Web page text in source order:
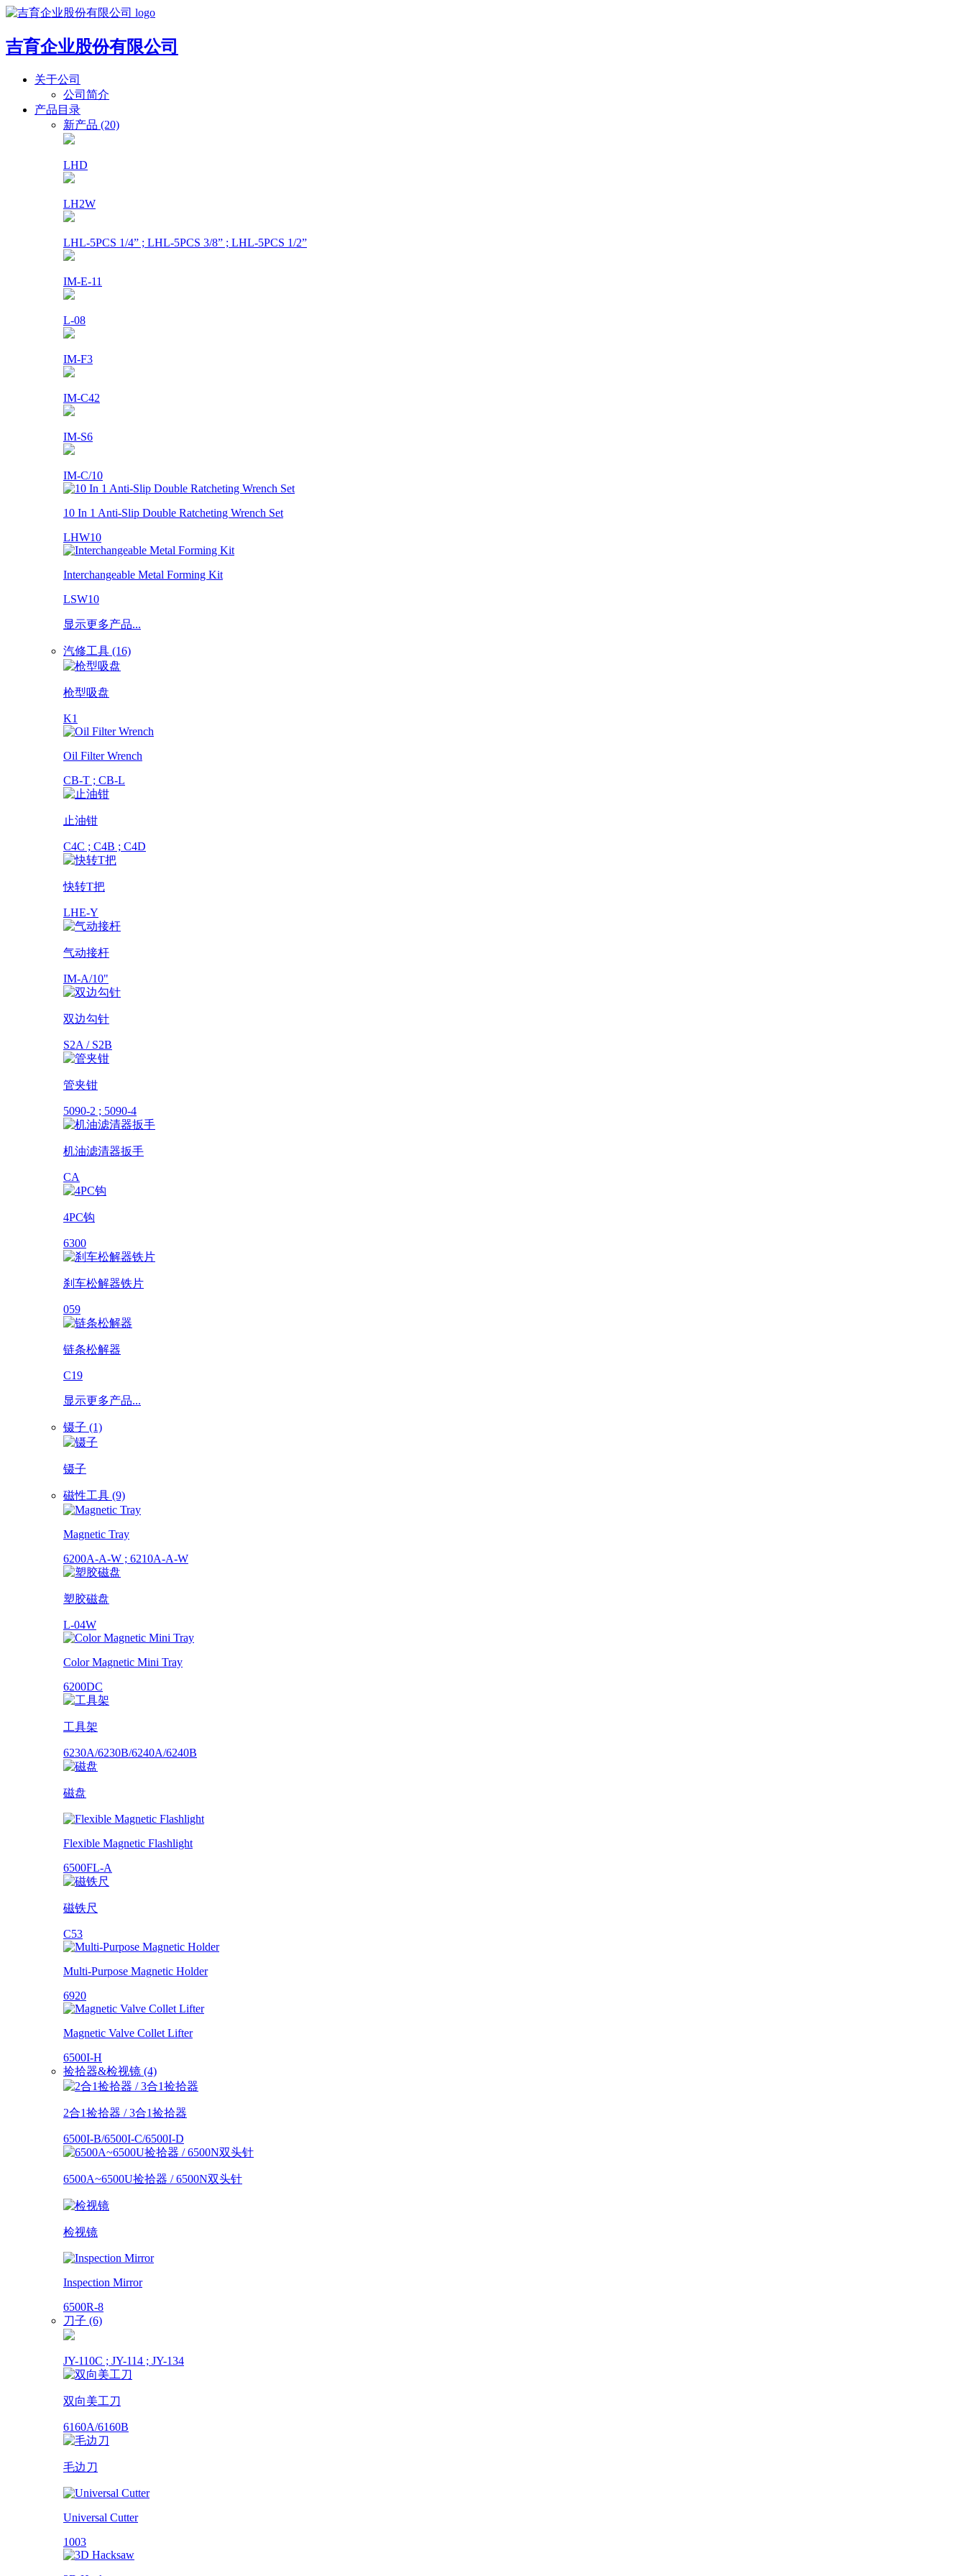
吉育企业股份有限公司
关于公司
公司简介
产品目录
新产品 (20)
LHD
LH2W
LHL-5PCS 1/4” ; LHL-5PCS 3/8” ; LHL-5PCS 1/2”
IM-E-11
L-08
IM-F3
IM-C42
IM-S6
IM-C/10
10 In 1 Anti-Slip Double Ratcheting Wrench Set
LHW10
Interchangeable Metal Forming Kit
LSW10
显示更多产品...
汽修工具 (16)
枪型吸盘
K1
Oil Filter Wrench
CB-T ; CB-L
止油钳
C4C ; C4B ; C4D
快转T把
LHE-Y
气动接杆
IM-A/10"
双边勾针
S2A / S2B
管夹钳
5090-2 ; 5090-4
机油滤清器扳手
CA
4PC钩
6300
刹车松解器铁片
059
链条松解器
C19
显示更多产品...
镊子 (1)
镊子
磁性工具 (9)
Magnetic Tray
6200A-A-W ; 6210A-A-W
塑胶磁盘
L-04W
Color Magnetic Mini Tray
6200DC
工具架
6230A/6230B/6240A/6240B
磁盘
Flexible Magnetic Flashlight
6500FL-A
磁铁尺
C53
Multi-Purpose Magnetic Holder
6920
Magnetic Valve Collet Lifter
6500I-H
捡拾器&检视镜 (4)
2合1捡拾器 / 3合1捡拾器
6500I-B/6500I-C/6500I-D
6500A~6500U捡拾器 / 6500N双头针
检视镜
Inspection Mirror
6500R-8
刀子 (6)
JY-110C ; JY-114 ; JY-134
双向美工刀
6160A/6160B
毛边刀
Universal Cutter
1003